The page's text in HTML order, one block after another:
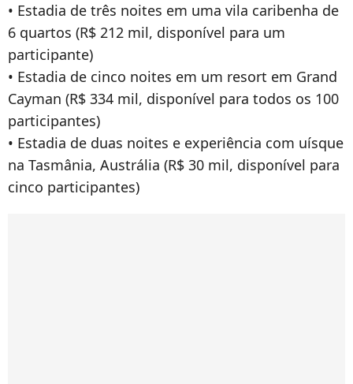
• Estadia de três noites em uma vila caribenha de
6 quartos (R$ 212 mil, disponível para um
participante)
• Estadia de cinco noites em um resort em Grand
Cayman (R$ 334 mil, disponível para todos os 100
participantes)
• Estadia de duas noites e experiência com uísque
na Tasmânia, Austrália (R$ 30 mil, disponível para
cinco participantes)